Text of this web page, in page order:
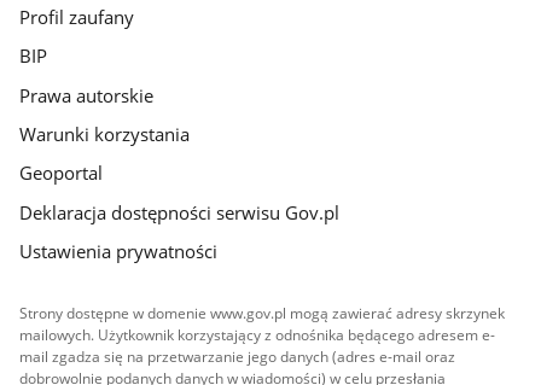
Profil zaufany
BIP
Prawa autorskie
Warunki korzystania
Geoportal
Deklaracja dostępności serwisu Gov.pl
Ustawienia prywatności
Strony dostępne w domenie www.gov.pl mogą zawierać adresy skrzynek
mailowych. Użytkownik korzystający z odnośnika będącego adresem e-
mail zgadza się na przetwarzanie jego danych (adres e-mail oraz
dobrowolnie podanych danych w wiadomości) w celu przesłania